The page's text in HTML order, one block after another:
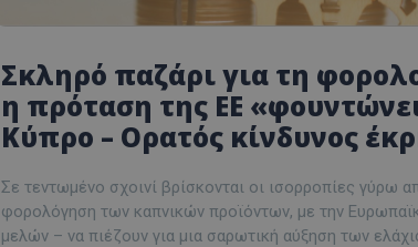
Σκληρό παζάρι για τη
η πρόταση της ΕΕ
Κύπρο – Ορατός κίνδυνος
Σε τεντωμένο σχοινί βρίσκονται οι ισορροπίες γύρω
φορολόγηση των καπνικών προϊόντων, με την
μελών – να πιέζουν για μια σαρωτική αύξηση των